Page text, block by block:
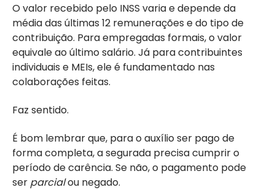
O valor recebido pelo INSS varia e depende da
média das últimas 12 remunerações e do tipo de
contribuição. Para empregadas formais, o valor
equivale ao último salário. Já para contribuintes
individuais e MEIs, ele é fundamentado nas
colaborações feitas.
Faz sentido.
É bom lembrar que, para o auxílio ser pago de
forma completa, a segurada precisa cumprir o
período de carência. Se não, o pagamento pode
ser parcialou negado.